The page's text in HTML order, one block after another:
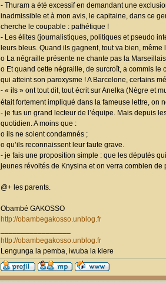
- Thuram a été excessif en demandant une
inadmissible et à mon avis, le capitaine, dans ce
cherche le coupable : pathétique !
- Les élites (journalistiques, politiques et pseudo
leurs bleus. Quand ils gagnent, tout va bien,
o La négraille présente ne chante pas la
o Et quand cette négraille, de surcroît, a commis le
qui atteint son paroxysme ! A Barcelone, certains
- « ils » ont tout dit, tout écrit sur Anelka (Nègre et
était fortement impliqué dans la fameuse lettre,
- je fus un grand lecteur de l’équipe. Mais depuis
quotidien. A moins que :
o ils ne soient condamnés ;
o qu’ils reconnaissent leur faute grave.
- je fais une proposition simple : que les députés
jeunes révoltés de Knysina et on verra combien
@+ les parents.
Obambé GAKOSSO
http://obambegakosso.unblog.fr
http://obambegakosso.unblog.fr
Lengunga la pemba, iwuba la kiere